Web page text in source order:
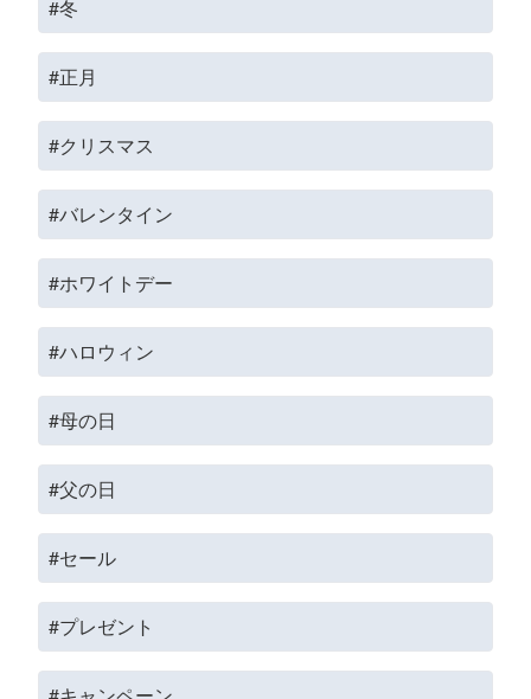
#冬
#正月
#クリスマス
#バレンタイン
#ホワイトデー
#ハロウィン
#母の日
#父の日
#セール
#プレゼント